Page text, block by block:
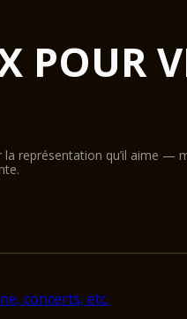
POUR
représentation qu’il aime —